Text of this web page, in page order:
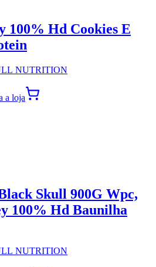
100% Hd Cookies E
NUTRITION
a loja
Skull 900G Wpc,
100% Hd Baunilha
NUTRITION